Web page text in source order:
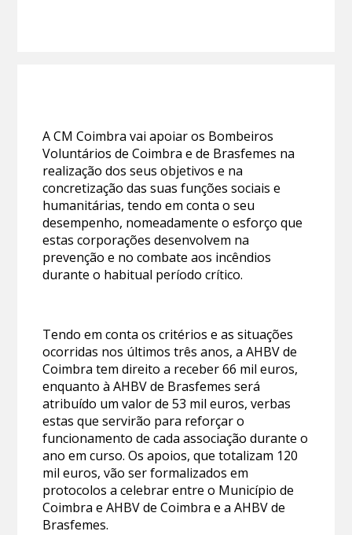
A CM Coimbra vai apoiar os Bombeiros
Voluntários de Coimbra e de Brasfemes na
realização dos seus objetivos e na
concretização das suas funções sociais e
humanitárias, tendo em conta o seu
desempenho, nomeadamente o esforço que
estas corporações desenvolvem na
prevenção e no combate aos incêndios
durante o habitual período crítico.
Tendo em conta os critérios e as situações
ocorridas nos últimos três anos, a AHBV de
Coimbra tem direito a receber 66 mil euros,
enquanto à AHBV de Brasfemes será
atribuído um valor de 53 mil euros, verbas
estas que servirão para reforçar o
funcionamento de cada associação durante o
ano em curso. Os apoios, que totalizam 120
mil euros, vão ser formalizados em
protocolos a celebrar entre o Município de
Coimbra e AHBV de Coimbra e a AHBV de
Brasfemes.